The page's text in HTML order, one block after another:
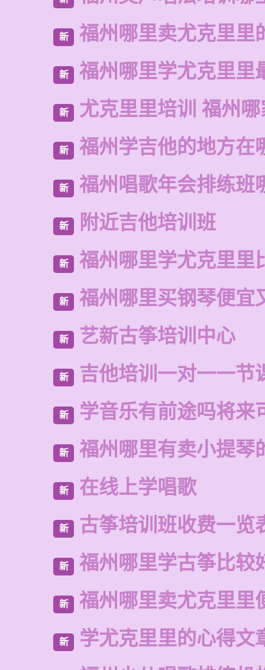
新 福州哪里卖尤克里里
新 福州哪里学尤克里里
新 尤克里里培训 福州
新 福州学吉他的地方在
新 福州唱歌年会排练班
新 附近吉他培训班
新 福州哪里学尤克里里
新 福州哪里买钢琴便宜
新 艺新古筝培训中心
新 吉他培训一对一一节
新 学音乐有前途吗将来
新 福州哪里有卖小提琴
新 在线上学唱歌
新 古筝培训班收费一览
新 福州哪里学古筝比较
新 福州哪里卖尤克里里
新 学尤克里里的心得文